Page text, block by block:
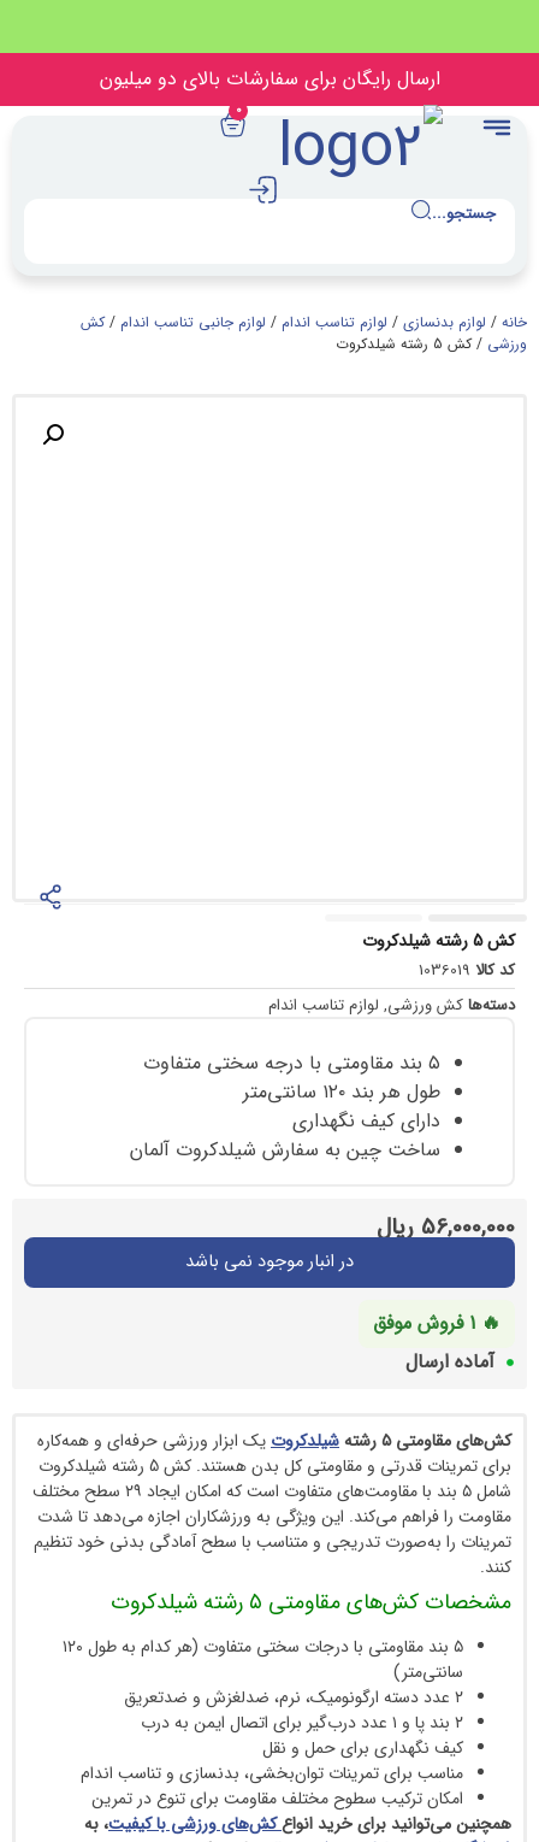
رایگان برای سفارشات بالای دو میلیون
0
/ لوازم تناسب اندام/لوازم جانبی تناسب اندام/کش
,لوازم تناسب اندام
هر بند ۱۲۰ سانتی‌متر
کیف نگهداری
چین به سفارش شیلدکروت آلمان
ریال
در انبار موجود نمی باشد
۵ رشته شیلدکروتیک ابزار ورزشی حرفه‌ای و همه‌کاره
برای تمرینات قدرتی و مقاومتی کل بدن هستند. کش 5 رشته شیلدکروت
شامل ۵ بند با مقاومت‌های متفاوت است که امکان ایجاد ۲۹ سطح مختلف
می‌کند. این ویژگی به ورزشکاران اجازه می‌دهد تا شدت
به‌صورت تدریجی و متناسب با سطح آمادگی بدنی خود تنظیم
مقاومتی ۵ رشته شیلدکروت
۵ بند مقاومتی با درجات سختی متفاوت (هر کدام به طول ۱۲۰
برای حمل و نقل
برای تمرینات توان‌بخشی، بدنسازی و تناسب اندام
ترکیب سطوح مختلف مقاومت برای تنوع در تمرین
برای خرید انواعکش‌های ورزشی با کیفیت، به